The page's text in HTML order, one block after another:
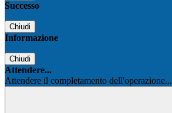
Successo
Chiudi
Informazione
Chiudi
Attendere...
Attendere il completamento dell'operazione...